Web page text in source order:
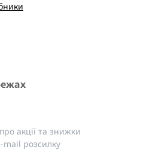
акції та знижки
розсилку